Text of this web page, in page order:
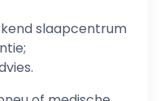
slaapcentrum